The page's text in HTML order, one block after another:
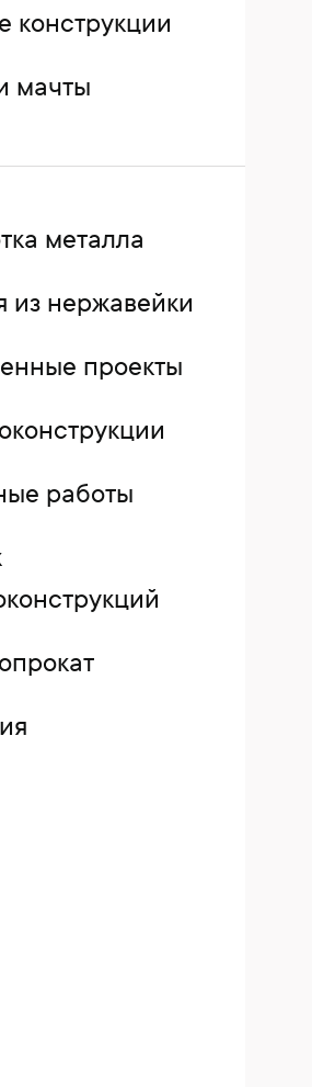
конструкции
мачты
металла
из нержавейки
проекты
работы